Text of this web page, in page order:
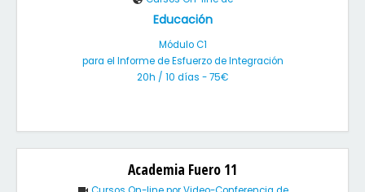
Educación
Módulo C1
para el Informe de Esfuerzo de Integración
20h / 10 días - 75€
Academia Fuero 11